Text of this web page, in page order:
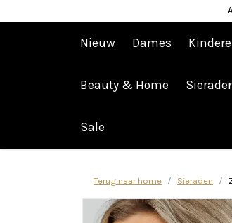
Nieuw Dames
Beauty & Home
Sale
Afrekenen is uitgeschakeld.
Terug naar home Sieraden